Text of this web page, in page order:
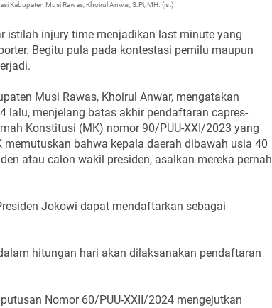
Kabupaten Musi Rawas, Khoirul Anwar, S.Pi, MH. (ist)
istilah injury time menjadikan last minute yang
Begitu pula pada kontestasi pemilu maupun
Musi Rawas, Khoirul Anwar, mengatakan
menjelang batas akhir pendaftaran capres-
Konstitusi (MK) nomor 90/PUU-XXI/2023 yang
bahwa kepala daerah dibawah usia 40
atau calon wakil presiden, asalkan mereka pernah
Jokowi dapat mendaftarkan sebagai
hitungan hari akan dilaksanakan pendaftaran
Nomor 60/PUU-XXII/2024 mengejutkan